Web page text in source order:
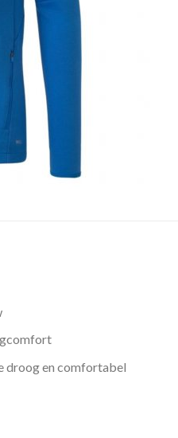
droog en comfortabel